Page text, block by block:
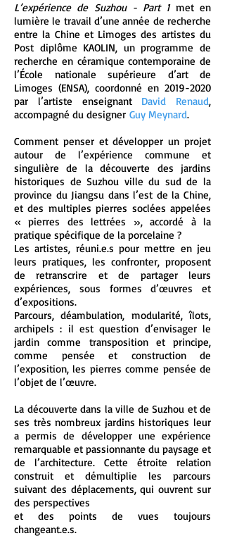
L’expérience de Suzhou - Part 1met en
lumière le travail d’une année de recherche
entre la Chine et Limoges des artistes du
Post diplôme KAOLIN, un programme de
recherche en céramique contemporaine de
l’École nationale supérieure d’art de
Limoges (ENSA), coordonné en 2019-2020
par l’artiste enseignant David Renaud,
accompagné du designer Guy Meynard.
Comment penser et développer un projet
autour de l’expérience commune et
singulière de la découverte des jardins
historiques de Suzhou ville du sud de la
province du Jiangsu dans l’est de la Chine,
et des multiples pierres soclées appelées
« pierres des lettrées », accordé à la
pratique spécifique de la porcelaine ?
Les artistes, réuni.e.s pour mettre en jeu
leurs pratiques, les confronter, proposent
de retranscrire et de partager leurs
expériences, sous formes d’œuvres et
d’expositions.
Parcours, déambulation, modularité, îlots,
archipels : il est question d’envisager le
jardin comme transposition et principe,
comme pensée et construction de
l’exposition, les pierres comme pensée de
l’objet de l’œuvre.
La découverte dans la ville de Suzhou et de
ses très nombreux jardins historiques leur
a permis de développer une expérience
remarquable et passionnante du paysage et
de l’architecture. Cette étroite relation
construit et démultiplie les parcours
suivant des déplacements, qui ouvrent sur
des perspectives
et des points de vues toujours
changeant.e.s.